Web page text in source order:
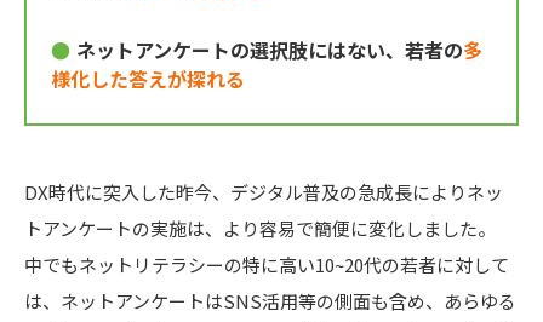
ネットアンケートの選択肢にはない、若者の多
様化した答えが探れる
DX時代に突入した昨今、デジタル普及の急成長によりネッ
トアンケートの実施は、より容易で簡便に変化しました。
中でもネットリテラシーの特に高い10~20代の若者に対して
は、ネットアンケートはSNS活用等の側面も含め、あらゆる